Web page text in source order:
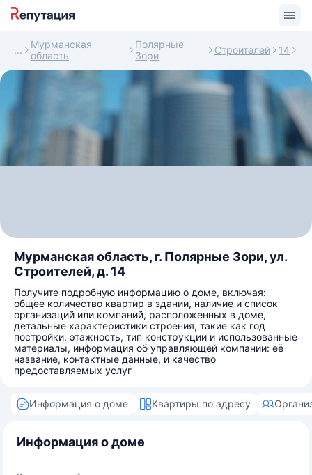
Мурманская
область
Полярные
Зори
Строителей 14
Мурманская область, г. Полярные Зори, ул.
Строителей, д. 14
Получите подробную информацию о доме, включая:
общее количество квартир в здании, наличие и список
организаций или компаний, расположенных в доме,
детальные характеристики строения, такие как год
постройки, этажность, тип конструкции и использованные
материалы, информация об управляющей компании: её
название, контактные данные, и качество
предоставляемых услуг
Информация о доме Квартиры по адресу
Информация о доме